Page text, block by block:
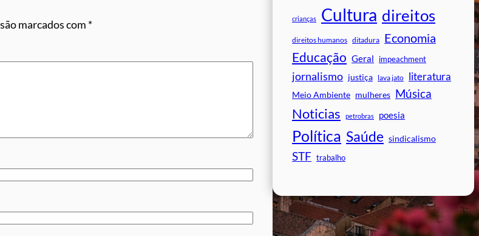
marcados com * crianças Cultura direitos
direitos humanos ditadura Economia
Educação Geral impeachment
jornalismo justiça lava jato literatura
Meio Ambiente mulheres Música
Noticias petrobras poesia
Política Saúde sindicalismo
STF trabalho